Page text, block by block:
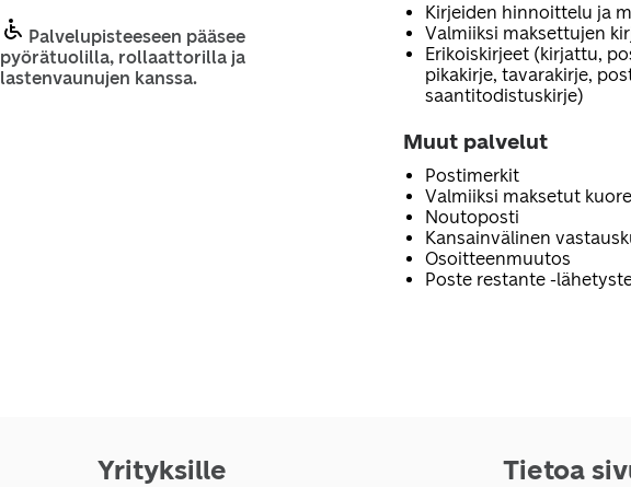
Palvelupisteeseen pääsee
pyörätuolilla, rollaattorilla ja
lastenvaunujen kanssa.
Kirjeiden hinnoittelu ja
Valmiiksi maksettujen
Erikoiskirjeet (kirjattu,
pikakirje, tavarakirje,
saantitodistuskirje)
Muut palvelut
Postimerkit
Valmiiksi maksetut
Noutoposti
Kansainvälinen
Osoitteenmuutos
Poste restante -
Yrityksille Tietoa